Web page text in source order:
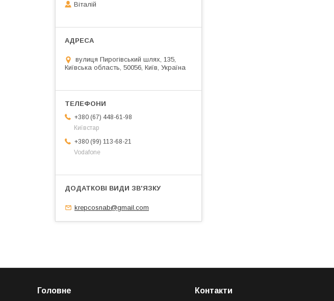
Віталій
вулиця Пирогівський шлях, 135,
Київська область, 50056, Київ, Україна
+380 (67) 448-61-98
Київстар
+380 (99) 113-68-21
Vodafone
krepcosnab@gmail.com
Головне Контакти